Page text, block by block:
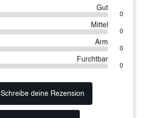
Gut
0
Mittel
0
Arm
0
Furchtbar
0
Schreibe deine Rezension